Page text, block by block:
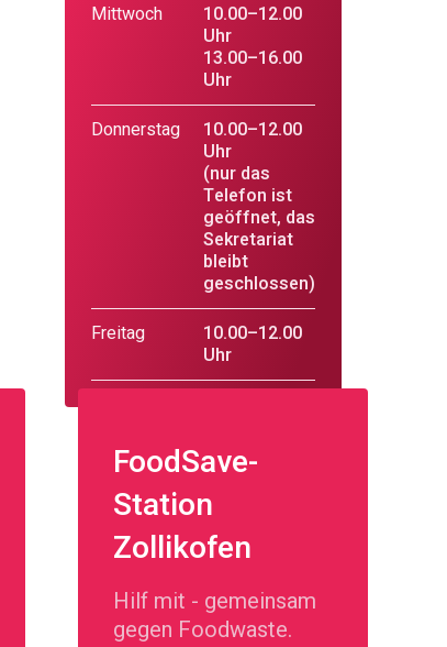
Mittwoch
10.00–12.00
Uhr
13.00–16.00
Uhr
Donnerstag
10.00–12.00
Uhr
(nur das
Telefon ist
geöffnet, das
Sekretariat
bleibt
geschlossen)
Freitag
10.00–12.00
Uhr
FoodSave-
Station
Zollikofen
Hilf mit - gemeinsam
gegen Foodwaste.